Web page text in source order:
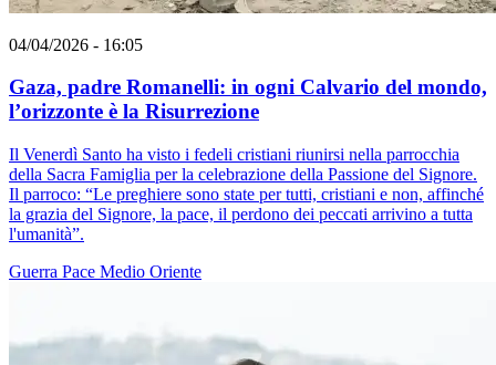
04/04/2026 - 16:05
Gaza, padre Romanelli: in ogni Calvario del mondo,
l’orizzonte è la Risurrezione
Il Venerdì Santo ha visto i fedeli cristiani riunirsi nella parrocchia
della Sacra Famiglia per la celebrazione della Passione del Signore.
Il parroco: “Le preghiere sono state per tutti, cristiani e non, affinché
la grazia del Signore, la pace, il perdono dei peccati arrivino a tutta
l'umanità”.
Guerra Pace Medio Oriente